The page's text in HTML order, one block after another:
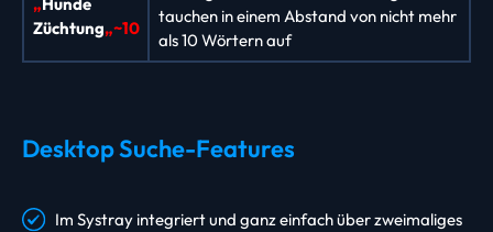
Züchtung„~10
tauchen in einem Abstand von nicht mehr
als 10 Wörtern auf
Desktop Suche-Features
Im Systray integriert und ganz einfach über zweimaliges